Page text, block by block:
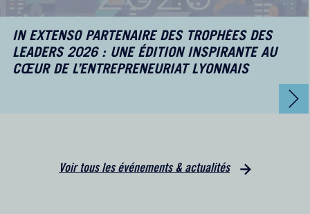
IN EXTENSO PARTENAIRE DES TROPHÉES DES
LEADERS 2026 : UNE ÉDITION INSPIRANTE AU
CŒUR DE L’ENTREPRENEURIAT LYONNAIS
Voir tous les événements & actualités